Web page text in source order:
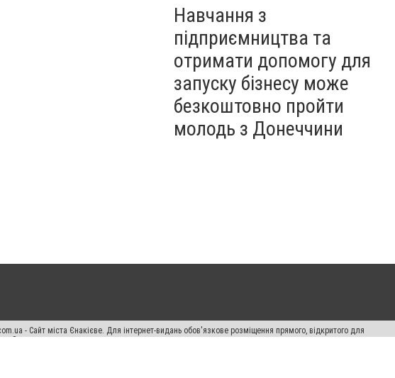
Навчання з
підприємництва та
отримати допомогу для
запуску бізнесу може
безкоштовно пройти
молодь з Донеччини
- Сайт міста Єнакієве. Для інтернет-видань обов'язкове розміщення прямого, відкритого для
Законом.